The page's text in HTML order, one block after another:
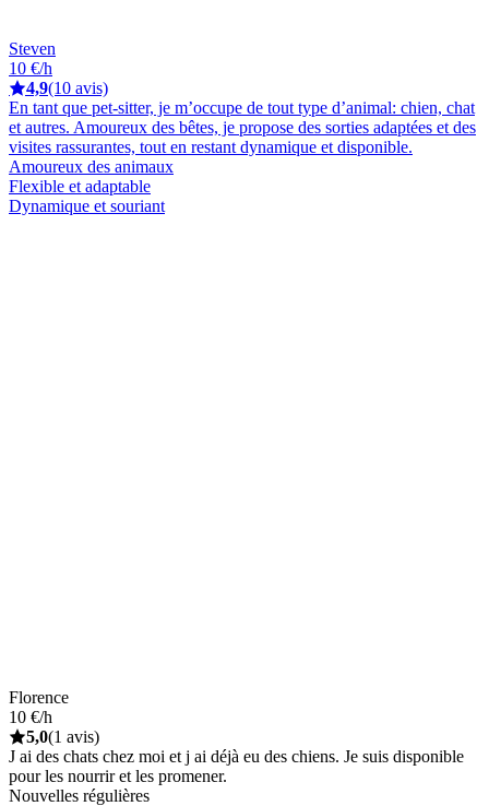
Steven
10 €/h
4,9(10 avis)
En tant que pet-sitter, je m’occupe de tout type d’animal: chien, chat
et autres. Amoureux des bêtes, je propose des sorties adaptées et des
visites rassurantes, tout en restant dynamique et disponible.
Amoureux des animaux
Flexible et adaptable
Dynamique et souriant
Florence
10 €/h
5,0(1 avis)
J ai des chats chez moi et j ai déjà eu des chiens. Je suis disponible
pour les nourrir et les promener.
Nouvelles régulières